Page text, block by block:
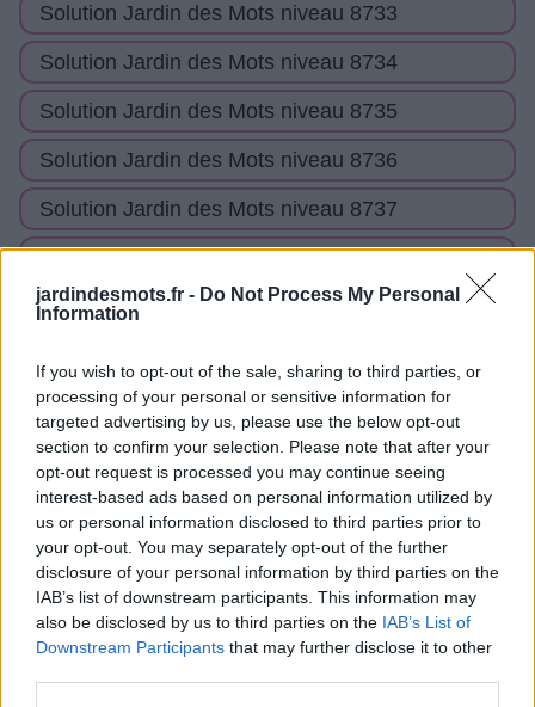
jardindesmots.fr - Do Not Process My Personal
Information
If you wish to opt-out of the sale, sharing to third parties, or
processing of your personal or sensitive information for
targeted advertising by us, please use the below opt-out
section to confirm your selection. Please note that after your
opt-out request is processed you may continue seeing
interest-based ads based on personal information utilized by
us or personal information disclosed to third parties prior to
your opt-out. You may separately opt-out of the further
disclosure of your personal information by third parties on the
IAB’s list of downstream participants. This information may
also be disclosed by us to third parties on the IAB’s List of
Downstream Participants that may further disclose it to other
Solution Jardin des Mots niveau 8733
Solution Jardin des Mots niveau 8734
Solution Jardin des Mots niveau 8735
Solution Jardin des Mots niveau 8736
Solution Jardin des Mots niveau 8737
Solution Jardin des Mots niveau 8738
Solution Jardin des Mots niveau 8739
Solution Jardin des Mots niveau 8741
Solution Jardin des Mots niveau 8742
Solution Jardin des Mots niveau 8743
Solution Jardin des Mots niveau 8744
Solution Jardin des Mots niveau 8745
Solution Jardin des Mots niveau 8746